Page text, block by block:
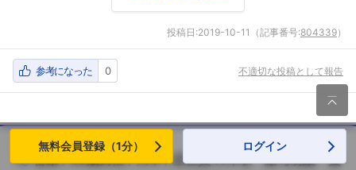
投稿日:2019-10-11 （記事番号:804339）
参考になった 0 不適切な投稿として報告
山九株式会社]
営業 28歳男性 大卒 正社員 の年収・給与明細・賞

無料会員登録（1分） ログイン